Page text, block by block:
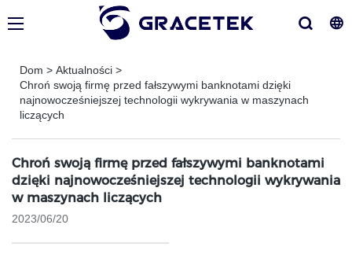
Dom > Aktualności >
Chroń swoją firmę przed fałszywymi banknotami dzięki
najnowocześniejszej technologii wykrywania w maszynach
liczących
Chroń swoją firmę przed fałszywymi banknotami
dzięki najnowocześniejszej technologii wykrywania
w maszynach liczących
2023/06/20